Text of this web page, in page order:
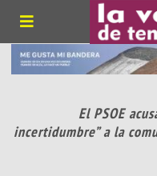
El PSOE
incertidumbre” a la